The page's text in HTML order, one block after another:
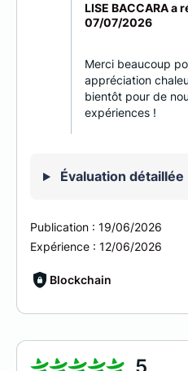
LISE BACCARA a
07/07/2026
Merci beaucoup
appréciation
bientôt pour de
expériences !
Évaluation détaillée
Publication : 19/06/2026
Expérience : 12/06/2026
Blockchain